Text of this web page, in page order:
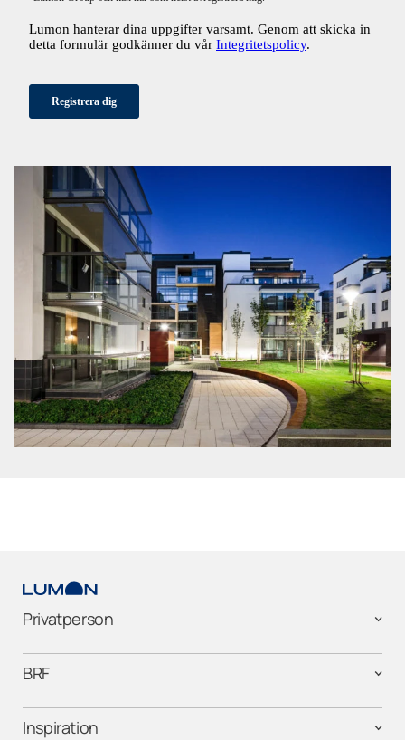
Privatperson
BRF
Inspiration